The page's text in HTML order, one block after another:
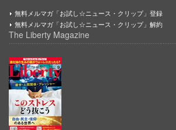
無料メルマガ「お試し☆ニュース・クリップ」登録
無料メルマガ「お試し☆ニュース・クリップ」解約
The Liberty Magazine